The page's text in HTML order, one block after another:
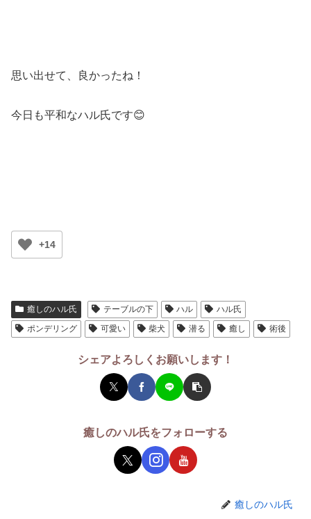
思い出せて、良かったね！
今日も平和なハル氏です😊
+14
癒しのハル氏 テーブルの下 ハル
ハル氏
ポンデリング
可愛い 柴犬 潜る 癒し 術後
シェアよろしくお願いします！
癒しのハル氏をフォローする
癒しのハル氏